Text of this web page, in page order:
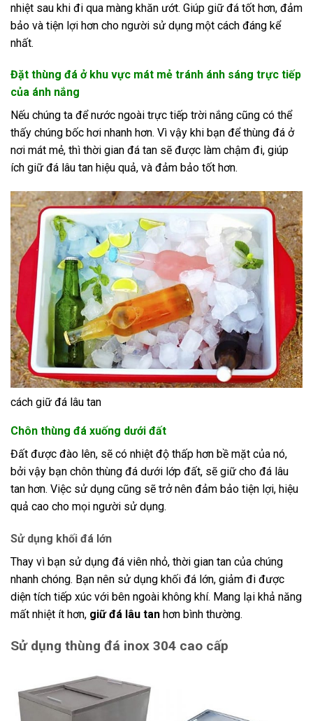
nhiệt sau khi đi qua màng khăn ướt. Giúp giữ đá tốt hơn, đảm
bảo và tiện lợi hơn cho người sử dụng một cách đáng kể
nhất.
Đặt thùng đá ở khu vực mát mẻ tránh ánh sáng trực tiếp
của ánh nắng
Nếu chúng ta để nước ngoài trực tiếp trời nắng cũng có thể
thấy chúng bốc hơi nhanh hơn. Vì vậy khi bạn để thùng đá ở
nơi mát mẻ, thì thời gian đá tan sẽ được làm chậm đi, giúp
ích giữ đá lâu tan hiệu quả, và đảm bảo tốt hơn.
cách giữ đá lâu tan
Chôn thùng đá xuống dưới đất
Đất được đào lên, sẽ có nhiệt độ thấp hơn bề mặt của nó,
bởi vậy bạn chôn thùng đá dưới lớp đất, sẽ giữ cho đá lâu
tan hơn. Việc sử dụng cũng sẽ trở nên đảm bảo tiện lợi, hiệu
quả cao cho mọi người sử dụng.
Sử dụng khối đá lớn
Thay vì bạn sử dụng đá viên nhỏ, thời gian tan của chúng
nhanh chóng. Bạn nên sử dụng khối đá lớn, giảm đi được
diện tích tiếp xúc với bên ngoài không khí. Mang lại khả năng
mất nhiệt ít hơn, giữ đá lâu tan hơn bình thường.
Sử dụng thùng đá inox 304 cao cấp